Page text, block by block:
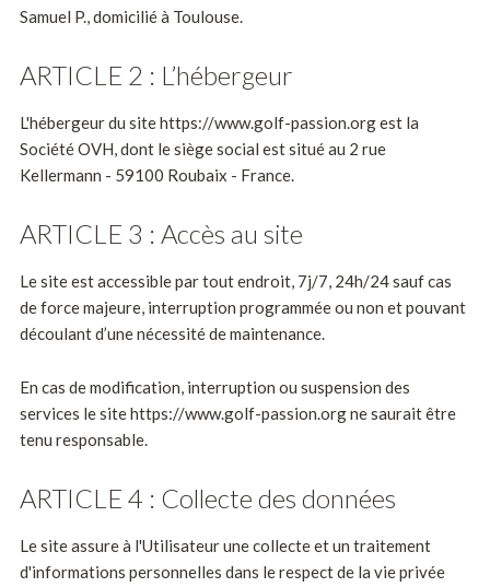
Samuel P., domicilié à Toulouse.
ARTICLE 2 : L’hébergeur
L'hébergeur du site https://www.golf-passion.org est la
Société OVH, dont le siège social est situé au 2 rue
Kellermann - 59100 Roubaix - France.
ARTICLE 3 : Accès au site
Le site est accessible par tout endroit, 7j/7, 24h/24 sauf cas
de force majeure, interruption programmée ou non et pouvant
découlant d’une nécessité de maintenance.
En cas de modification, interruption ou suspension des
services le site https://www.golf-passion.org ne saurait être
tenu responsable.
ARTICLE 4 : Collecte des données
Le site assure à l'Utilisateur une collecte et un traitement
d'informations personnelles dans le respect de la vie privée